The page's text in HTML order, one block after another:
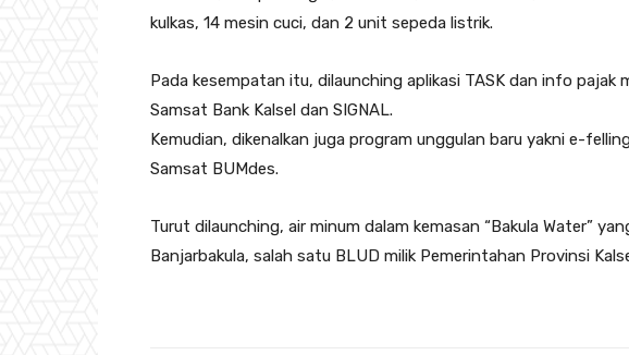
kulkas, 14 mesin cuci, dan 2 unit sepeda listrik.
Pada kesempatan itu, dilaunching aplikasi TASK dan info
Samsat Bank Kalsel dan SIGNAL.
Kemudian, dikenalkan juga program unggulan baru yakni e-
Samsat BUMdes.
Turut dilaunching, air minum dalam kemasan “Bakula Water”
Banjarbakula, salah satu BLUD milik Pemerintahan Provinsi